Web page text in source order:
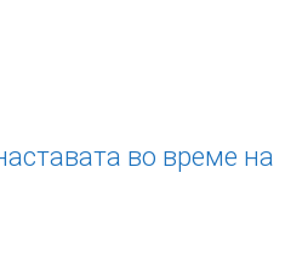
во време на